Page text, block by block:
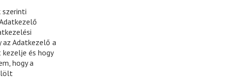
szerinti
Adatkezelő a
és hogy
hogy a